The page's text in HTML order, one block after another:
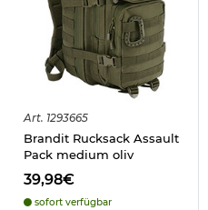
Art. 1293665
Brandit Rucksack Assault
Pack medium oliv
39,98€
sofort verfügbar